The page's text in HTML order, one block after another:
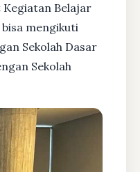
Kegiatan Belajar
mengikuti
Sekolah Dasar
Sekolah